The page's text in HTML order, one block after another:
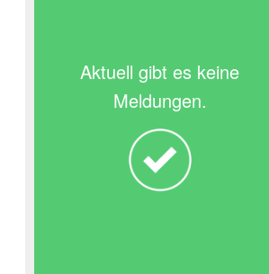
Aktuell gibt es keine
Meldungen.